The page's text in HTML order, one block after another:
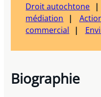
Droit autochtone
médiation
commercial
Biographie